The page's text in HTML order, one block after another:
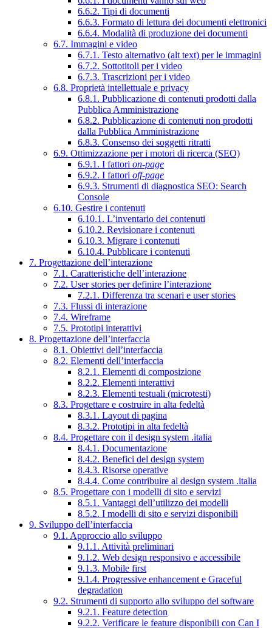
6.6.2. Tipi di documenti
6.6.3. Formato di lettura dei documenti elettronici
6.6.4. Modalità di produzione dei documenti
6.7. Immagini e video
6.7.1. Testo alternativo (alt text) per le immagini
6.7.2. Sottotitoli per i video
6.7.3. Trascrizioni per i video
6.8. Proprietà intellettuale e privacy
6.8.1. Pubblicazione di contenuti prodotti dalla
Pubblica Amministrazione
6.8.2. Pubblicazione di contenuti non prodotti
dalla Pubblica Amministrazione
6.8.3. Consenso dei soggetti ritratti
6.9. Ottimizzazione per i motori di ricerca (SEO)
6.9.1. I fattori on-page
6.9.2. I fattori off-page
6.9.3. Strumenti di diagnostica SEO: Search
Console
6.10. Gestire i contenuti
6.10.1. L’inventario dei contenuti
6.10.2. Revisionare i contenuti
6.10.3. Migrare i contenuti
6.10.4. Pubblicare i contenuti
7. Progettazione dell’interazione
7.1. Caratteristiche dell’interazione
7.2. User stories per definire l’interazione
7.2.1. Differenza tra scenari e user stories
7.3. Flussi di interazione
7.4. Wireframe
7.5. Prototipi interattivi
8. Progettazione dell’interfaccia
8.1. Obiettivi dell’interfaccia
8.2. Elementi dell’interfaccia
8.2.1. Elementi di composizione
8.2.2. Elementi interattivi
8.2.3. Elementi testuali (microtesti)
8.3. Progettare e costruire in alta fedeltà
8.3.1. Layout di pagina
8.3.2. Prototipi in alta fedeltà
8.4. Progettare con il design system .italia
8.4.1. Documentazione
8.4.2. Benefici del design system
8.4.3. Risorse operative
8.4.4. Come contribuire al design system .italia
8.5. Progettare con i modelli di sito e servizi
8.5.1. Vantaggi dell’utilizzo dei modelli
8.5.2. I modelli di sito e servizi disponibili
9. Sviluppo dell’interfaccia
9.1. Approccio allo sviluppo
9.1.1. Attività preliminari
9.1.2. Web design responsivo e accessibile
9.1.3. Mobile first
9.1.4. Progressive enhancement e Graceful
degradation
9.2. Strumenti di supporto allo sviluppo del software
9.2.1. Feature detection
9.2.2. Verificare le feature disponibili con Can I